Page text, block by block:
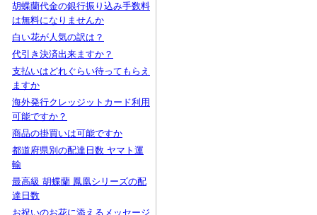
胡蝶蘭代金の銀行振り込み手数料
は無料になりませんか
白い花が人気の訳は？
代引き決済出来ますか？
支払いはどれぐらい待ってもらえ
ますか
海外発行クレッジットカード利用
可能ですか？
商品の掛買いは可能ですか
都道府県別の配達日数 ヤマト運
輸
最高級 胡蝶蘭 鳳凰シリーズの配
達日数
お祝いのお花に添えるメッセージ